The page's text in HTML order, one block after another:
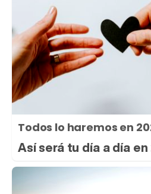
Todos lo haremos en
Así será tu día a día